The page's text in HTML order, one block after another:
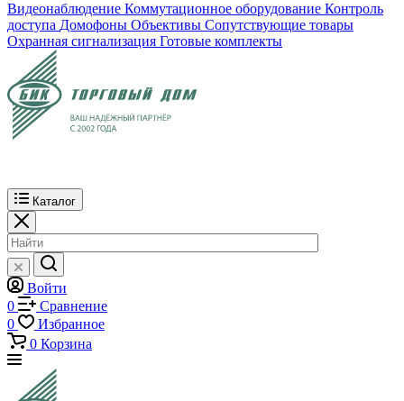
Видеонаблюдение Коммутационное оборудование Контроль
доступа Домофоны Объективы Сопутствующие товары
Охранная сигнализация Готовые комплекты
Каталог
Войти
0
Сравнение
0
Избранное
0 Корзина